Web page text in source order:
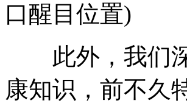
口醒目位置)
此外，我们深
康知识，前不久